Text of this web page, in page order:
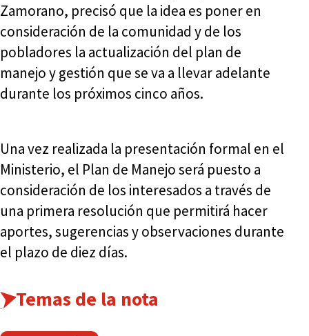
Zamorano, precisó que la idea es poner en
consideración de la comunidad y de los
pobladores la actualización del plan de
manejo y gestión que se va a llevar adelante
durante los próximos cinco años.
Una vez realizada la presentación formal en el
Ministerio, el Plan de Manejo será puesto a
consideración de los interesados a través de
una primera resolución que permitirá hacer
aportes, sugerencias y observaciones durante
el plazo de diez días.
Temas de la nota